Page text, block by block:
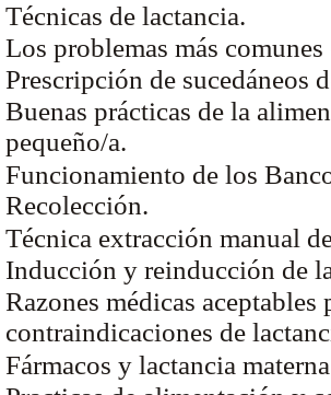
Técnicas de lactancia.
Los problemas más
Prescripción de sucedáneos
Buenas prácticas de la
pequeño/a.
Funcionamiento de los
Recolección.
Técnica extracción manual
Inducción y reinducción de
Razones médicas
contraindicaciones de
Fármacos y lactancia